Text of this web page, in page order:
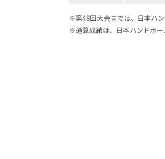
※第48回大会までは、日本ハン
※通算成績は、日本ハンドボー